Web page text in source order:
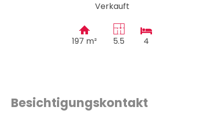
Verkauft
197 m² 5.5 4
Besichtigungskontakt